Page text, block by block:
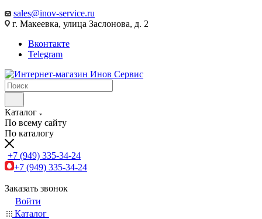
sales@inov-service.ru
г. Макеевка, улица Заслонова, д. 2
Вконтакте
Telegram
Каталог
По всему сайту
По каталогу
+7 (949) 335-34-24
+7 (949) 335-34-24
Заказать звонок
Войти
Каталог